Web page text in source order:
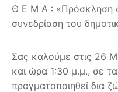
Θ Ε Μ Α : «Πρόσκληση
συνεδρίαση του
Σας καλούμε στις 26
και ώρα 1:30 μ.μ., σε
πραγματοποιηθεί δια